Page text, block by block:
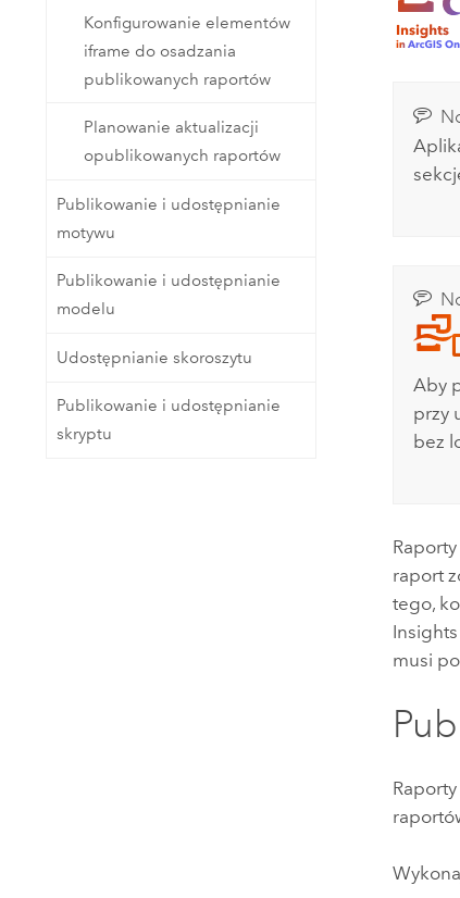
map
Technologia Developer
Tworzenie aplikacji do analizy
przestrzennej i tworzenia map
Wszystkie produkty
Zasoby naturalne
Wszystkie branże
Konfigurowanie elementów
iframe do osadzania
publikowanych raportów
Planowanie aktualizacji
opublikowanych raportów
Publikowanie i udostępnianie
motywu
Publikowanie i udostępnianie
modelu
Udostępnianie skoroszytu
Publikowanie i udostępnianie
skryptu
Aby
przy
bez
raport
tego,
Insights
musi